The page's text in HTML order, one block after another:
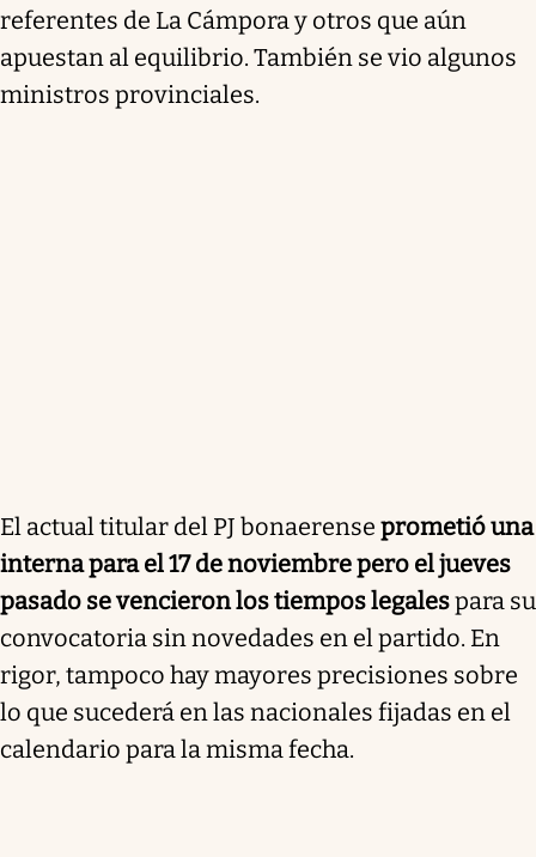
referentes de La Cámpora y otros que aún
apuestan al equilibrio. También se vio algunos
ministros provinciales.
El actual titular del PJ bonaerense prometió una
interna para el 17 de noviembre pero el jueves
pasado se vencieron los tiempos legalespara su
convocatoria sin novedades en el partido. En
rigor, tampoco hay mayores precisiones sobre
lo que sucederá en las nacionales fijadas en el
calendario para la misma fecha.